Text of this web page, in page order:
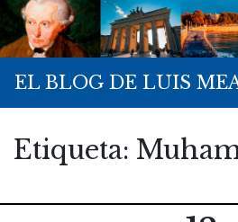
EL BLOG DE LUIS
Etiqueta: